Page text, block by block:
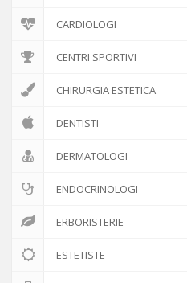
NEWS ED EVENTI
COOKIE POLICY
CARDIOLOGI
CENTRI SPORTIVI
CHIRURGIA ESTETICA
DENTISTI
DERMATOLOGI
ENDOCRINOLOGI
ERBORISTERIE
ESTETISTE